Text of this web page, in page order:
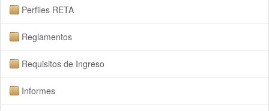
Perfiles RETA
Reglamentos
Requisitos de Ingreso
Informes